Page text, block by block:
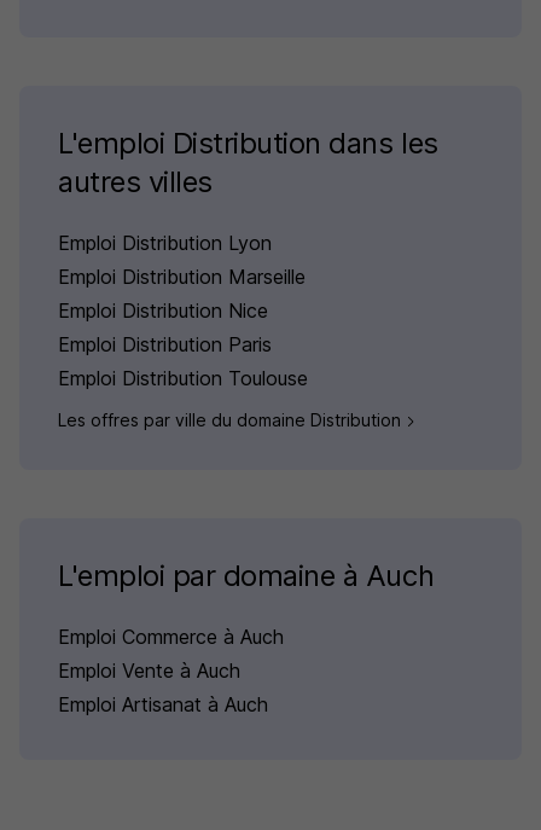
L'emploi Distribution dans les
autres villes
Emploi Distribution Lyon
Emploi Distribution Marseille
Emploi Distribution Nice
Emploi Distribution Paris
Emploi Distribution Toulouse
Les offres par ville du domaine Distribution
L'emploi par domaine à Auch
Emploi Commerce à Auch
Emploi Vente à Auch
Emploi Artisanat à Auch